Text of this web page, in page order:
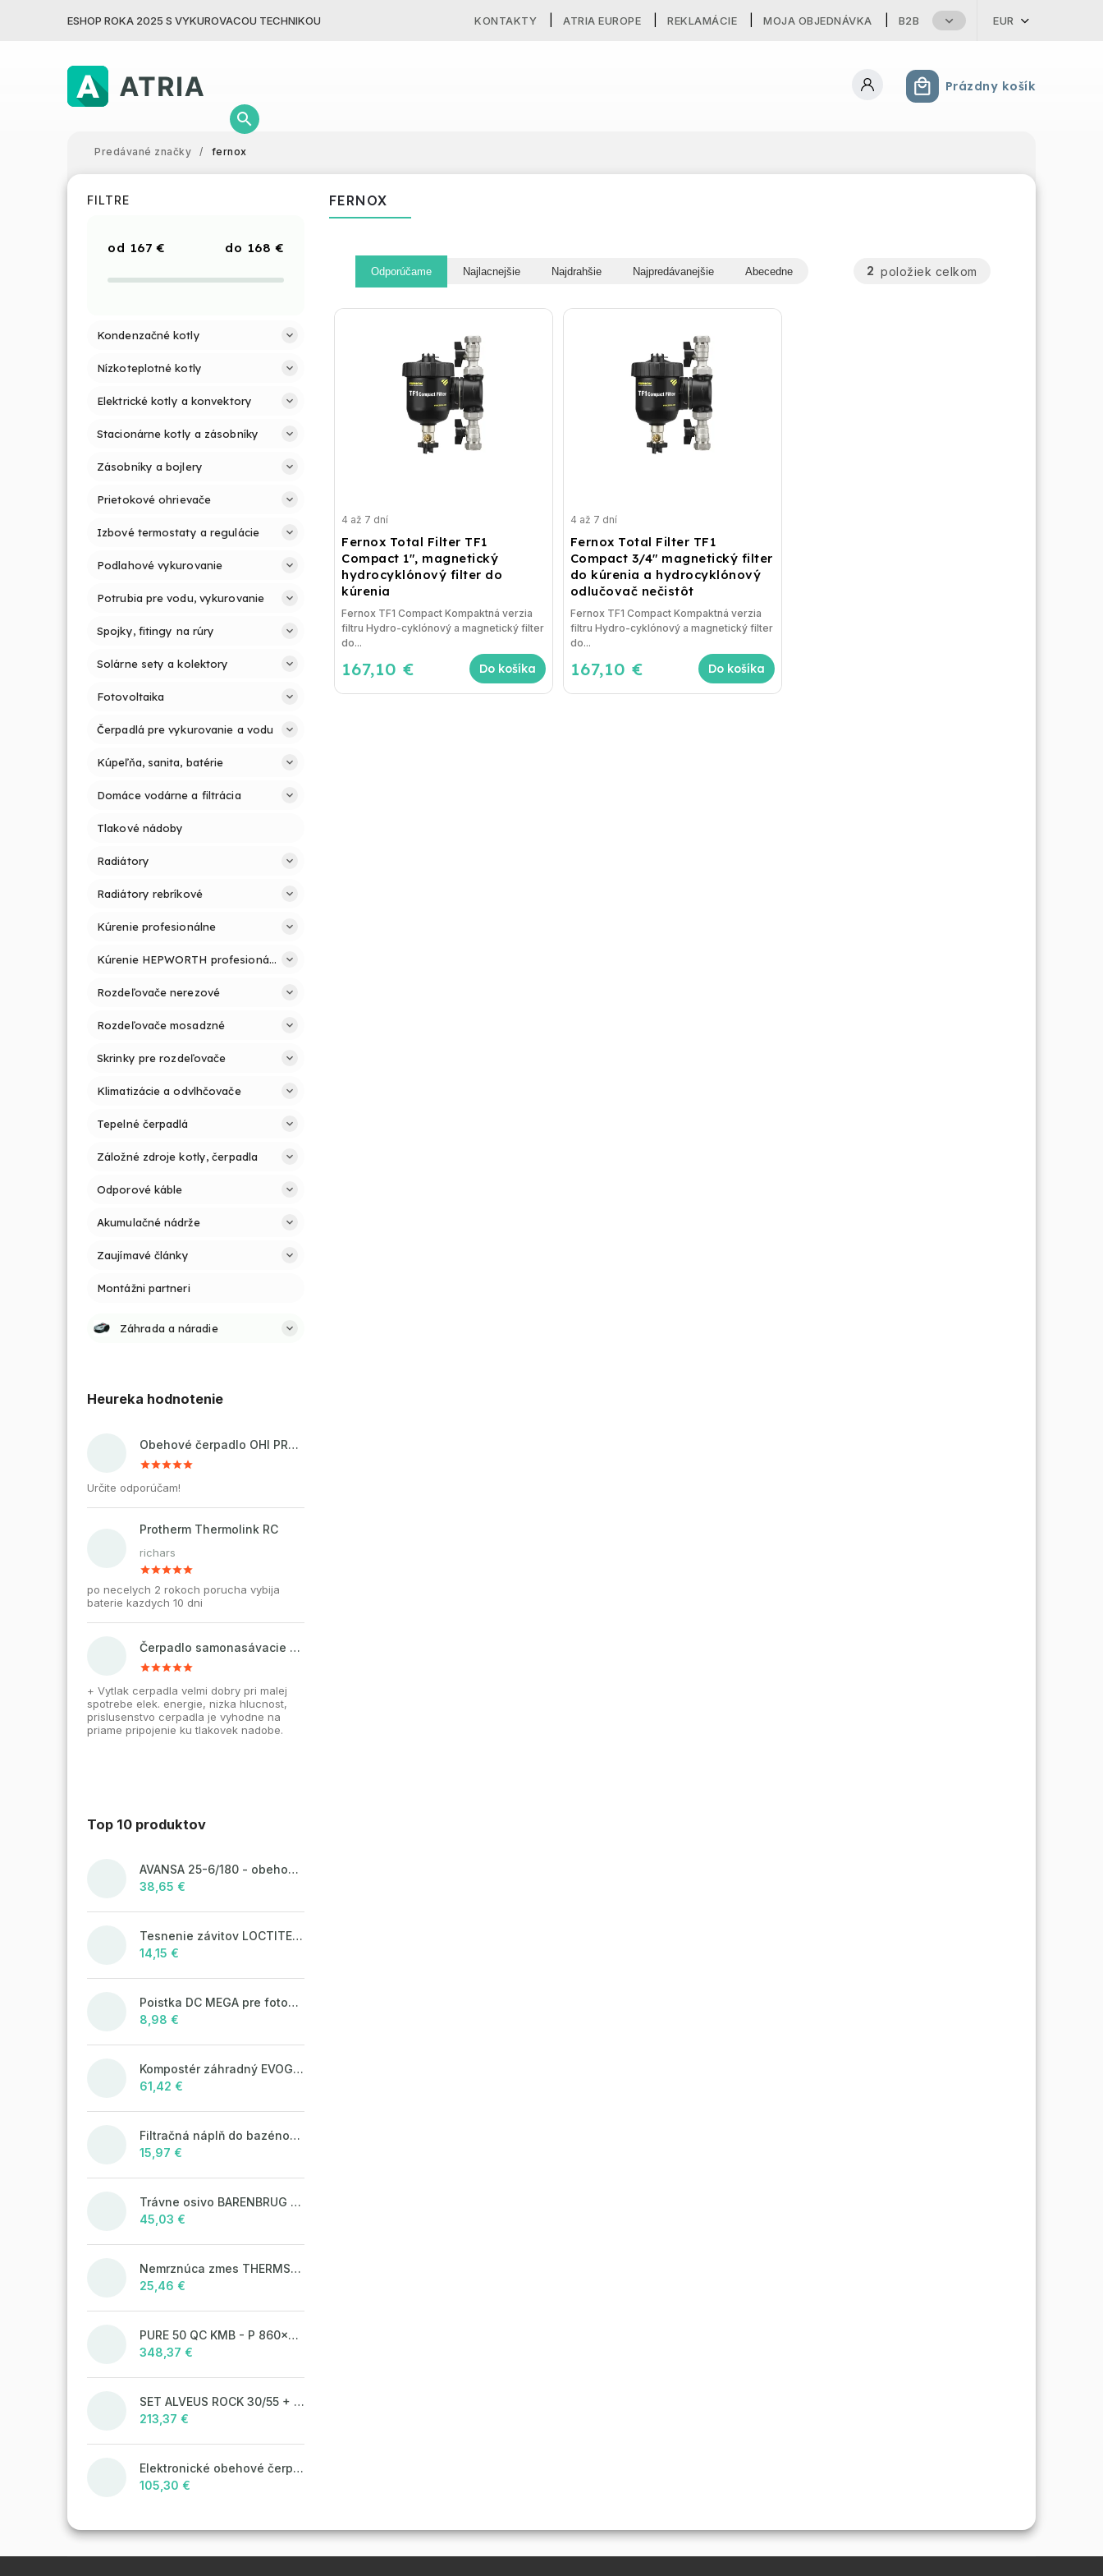
ESHOP ROKA 2025 S VYKUROVACOU TECHNIKOU KONTAKTY ATRIA EUROPE REKLAMÁCIE MOJA OBJEDNÁVKA B2B EUR
Nákupný košík
Prázdny košík
Predávané značky / fernox
FILTRE
167 € 168 €
Kondenzačné kotly
Nízkoteplotné kotly
Elektrické kotly a konvektory
Stacionárne kotly a zásobníky
Zásobníky a bojlery
Prietokové ohrievače
Izbové termostaty a regulácie
Podlahové vykurovanie
Potrubia pre vodu, vykurovanie
Spojky, fitingy na rúry
Solárne sety a kolektory
Fotovoltaika
Čerpadlá pre vykurovanie a vodu
Kúpeľňa, sanita, batérie
Domáce vodárne a filtrácia
Tlakové nádoby
Radiátory
Radiátory rebríkové
Kúrenie profesionálne
Kúrenie HEPWORTH profesionálne a jednoducho
Rozdeľovače nerezové
Rozdeľovače mosadzné
Skrinky pre rozdeľovače
Klimatizácie a odvlhčovače
Tepelné čerpadlá
Záložné zdroje kotly, čerpadla
Odporové káble
Akumulačné nádrže
Zaujímavé články
Montážni partneri
Záhrada a náradie
Heureka hodnotenie
Obehové čerpadlo OHI PRO 32-60/180 pre kúrenie a cirkuláciu vody
Určite odporúčam!
Protherm Thermolink RC
richars
po necelych 2 rokoch porucha vybija
baterie kazdych 10 dni
Čerpadlo samonasávacie WZI 750 na vodu, povrchové, liatinové
+ Vytlak cerpadla velmi dobry pri malej
spotrebe elek. energie, nizka hlucnost,
prislusenstvo cerpadla je vyhodne na
priame pripojenie ku tlakovek nadobe.
Top 10 produktov
AVANSA 25-6/180 - obehové čerpadlo, pripojovací závit 6/4"
38,65 €
Tesnenie závitov LOCTITE 55 - 160 m, návin
14,15 €
Poistka DC MEGA pre fotovoltaické systémy 125A/80V
8,98 €
Kompostér záhradný EVOGREEN 630l čierny
61,42 €
Filtračná náplň do bazénových filtrácií LAGUNA Aqua Filter 25kg
15,97 €
Trávne osivo BARENBRUG WATER SAVER 5 kg
45,03 €
Nemrznúca zmes THERMSOL EKO
25,46 €
PURE 50 QC KMB - P 860x525 mm F_ jedn.sifon
348,37 €
SET ALVEUS ROCK 30/55 + BATERIE TONIA 55
213,37 €
Elektronické obehové čerpadlo NOVA 25-60/130 úsporné na kúrenie
105,30 €
FERNOX
Odporúčame Najlacnejšie Najdrahšie Najpredávanejšie Abecedne 2 položiek celkom
Fernox Total Filter TF1
Compact 1", magnetický
hydrocyklónový filter do
kúrenia
4 až 7 dní
167,10 € Do košíka
Fernox TF1 Compact Kompaktná verzia
filtru Hydro-cyklónový a magnetický filter
do...
Fernox Total Filter TF1
Compact 3/4" magnetický filter
do kúrenia a hydrocyklónový
odlučovač nečistôt
4 až 7 dní
167,10 € Do košíka
Fernox TF1 Compact Kompaktná verzia
filtru Hydro-cyklónový a magnetický filter
do...